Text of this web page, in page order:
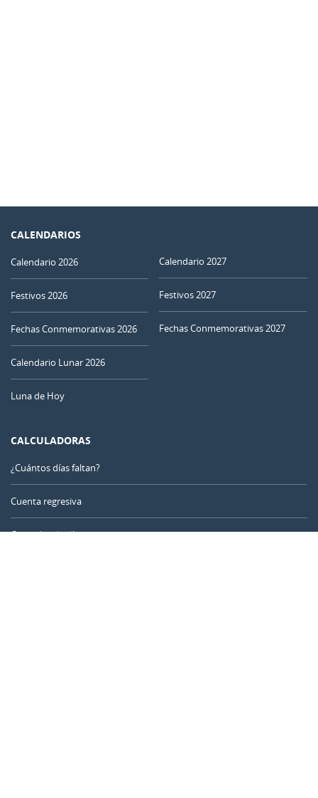
CALENDARIOS
Calendario 2026
Festivos 2026
Fechas Conmemorativas 2026
Calendario Lunar 2026
Luna de Hoy
Calendario 2027
Festivos 2027
Fechas Conmemorativas 2027
CALCULADORAS
¿Cuántos días faltan?
Cuenta regresiva
Contador de días